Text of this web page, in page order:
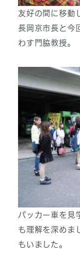
友好の間に移動
長岡京市長と今
わす門脇教授。
パッカー車を見
も理解を深めま
もいました。